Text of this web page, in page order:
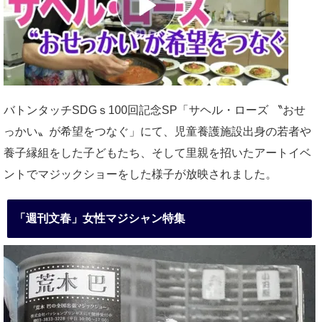
バトンタッチSDGｓ100回記念SP「サヘル・ローズ 〝おせ
っかい〟が希望をつなぐ」にて、児童養護施設出身の若者や
養子縁組をした子どもたち、そして里親を招いたアートイベ
ントでマジックショーをした様子が放映されました。
「週刊文春」女性マジシャン特集